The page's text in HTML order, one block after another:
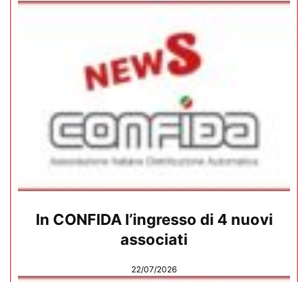
In CONFIDA l’ingresso di 4 nuovi
associati
22/07/2026